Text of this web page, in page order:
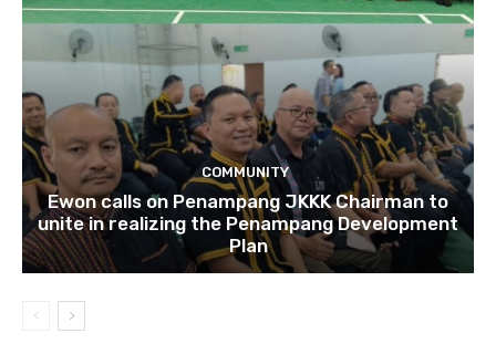
COMMUNITY
Ewon calls on Penampang JKKK Chairman to
unite in realizing the Penampang Development
Plan